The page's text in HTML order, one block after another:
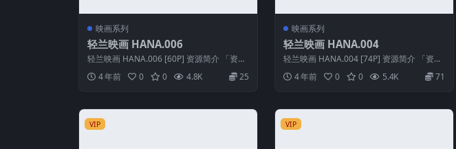
映画系列
轻兰映画 HANA.006
轻兰映画 HANA.006 [60P] 资源简介 「资源
名称」：轻兰映画 HAN...
4 年前 0 0 4.8K 25
映画系列
轻兰映画 HANA.004
轻兰映画 HANA.004 [74P] 资源简介 「资源
名称」：轻兰映画 HAN...
4 年前 0 0 5.4K 71
VIP VIP